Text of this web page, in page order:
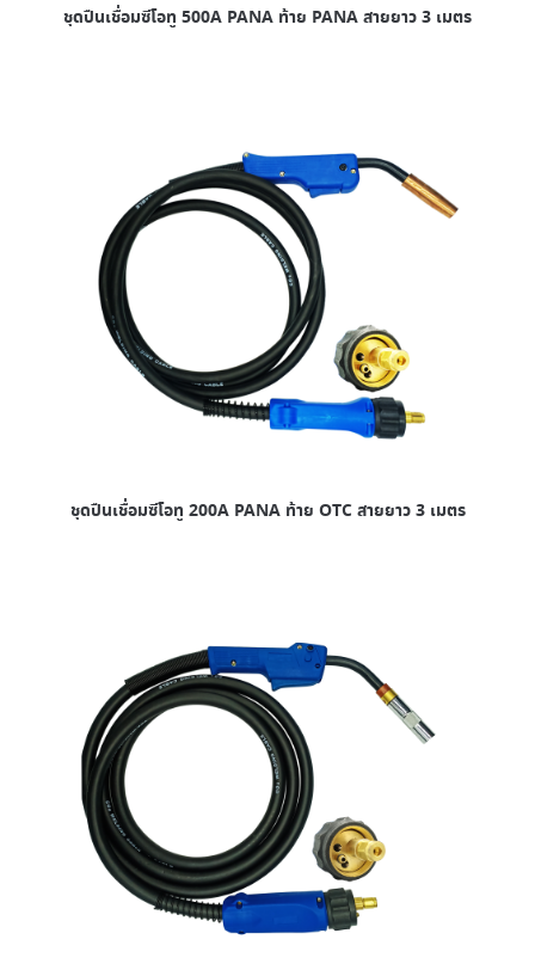
ชุดปืนเชื่อมซีโอทู 500A PANA ท้าย PANA สายยาว 3 เมตร
ชุดปืนเชื่อมซีโอทู 200A PANA ท้าย OTC สายยาว 3 เมตร